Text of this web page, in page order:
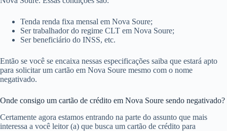
Tenda renda fixa mensal em Nova Soure;
Ser trabalhador do regime CLT em Nova Soure;
Ser beneficiário do INSS, etc.
Então se você se encaixa nessas especificações saiba que estará apto
para solicitar um cartão em Nova Soure mesmo com o nome
negativado.
Onde consigo um cartão de crédito em Nova Soure sendo negativado?
Certamente agora estamos entrando na parte do assunto que mais
interessa a você leitor (a) que busca um cartão de crédito para